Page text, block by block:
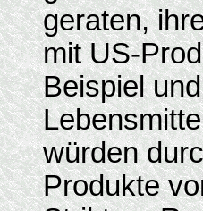
geraten,
mit US-
Beispiel
würden
Produkte